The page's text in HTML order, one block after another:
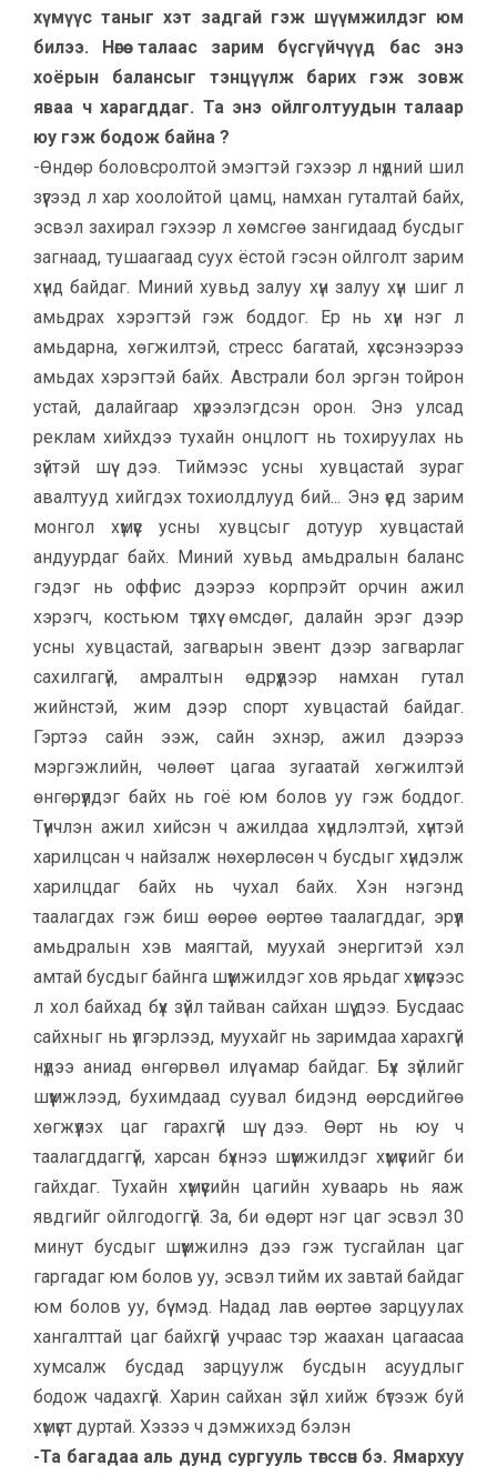
хүмүүс таныг хэт задгай гэж шүүмжилдэг юм
билээ. Нөгөө талаас зарим бүсгүйчүүд бас энэ
хоёрын балансыг тэнцүүлж барих гэж зовж
яваа ч харагддаг. Та энэ ойлголтуудын талаар
юу гэж бодож байна ?
-Өндөр боловсролтой эмэгтэй гэхээр л нүдний шил
зүүгээд л хар хоолойтой цамц, намхан гуталтай байх,
эсвэл захирал гэхээр л хөмсгөө зангидаад бусдыг
загнаад, тушаагаад суух ёстой гэсэн ойлголт зарим
хүнд байдаг. Миний хувьд залуу хүн залуу хүн шиг л
амьдрах хэрэгтэй гэж боддог. Ер нь хүн нэг л
амьдарна, хөгжилтэй, стресс багатай, хүссэнээрээ
амьдах хэрэгтэй байх. Австрали бол эргэн тойрон
устай, далайгаар хүрээлэгдсэн орон. Энэ улсад
реклам хийхдээ тухайн онцлогт нь тохируулах нь
зүйтэй шүү дээ. Тиймээс усны хувцастай зураг
авалтууд хийгдэх тохиолдлууд бий... Энэ үед зарим
монгол хүмүүс усны хувцсыг дотуур хувцастай
андуурдаг байх. Миний хувьд амьдралын баланс
гэдэг нь оффис дээрээ корпрэйт орчин ажил
хэрэгч, костьюм түлхүү өмсдөг, далайн эрэг дээр
усны хувцастай, загварын эвент дээр загварлаг
сахилгагүй, амралтын өдрүүдээр намхан гутал
жийнстэй, жим дээр спорт хувцастай байдаг.
Гэртээ сайн ээж, сайн эхнэр, ажил дээрээ
мэргэжлийн, чөлөөт цагаа зугаатай хөгжилтэй
өнгөрүүлдэг байх нь гоё юм болов уу гэж боддог.
Түүнчлэн ажил хийсэн ч ажилдаа хүндлэлтэй, хүнтэй
харилцсан ч найзалж нөхөрлөсөн ч бусдыг хүндэлж
харилцдаг байх нь чухал байх. Хэн нэгэнд
таалагдах гэж биш өөрөө өөртөө таалагддаг, эрүүл
амьдралын хэв маягтай, муухай энергитэй хэл
амтай бусдыг байнга шүүмжилдэг хов ярьдаг хүмүүсээс
л хол байхад бүх зүйл тайван сайхан шүү дээ. Бусдаас
сайхныг нь үлгэрлээд, муухайг нь заримдаа харахгүй
нүдээ аниад өнгөрвөл илүү амар байдаг. Бүх зүйлийг
шүүмжлээд, бухимдаад суувал бидэнд өөрсдийгөө
хөгжүүлэх цаг гарахгүй шүү дээ. Өөрт нь юу ч
таалагддаггүй, харсан бүхнээ шүүмжилдэг хүмүүсийг би
гайхдаг. Тухайн хүмүүсийн цагийн хуваарь нь яаж
явдгийг ойлгодоггүй. За, би өдөрт нэг цаг эсвэл 30
минут бусдыг шүүмжилнэ дээ гэж тусгайлан цаг
гаргадаг юм болов уу, эсвэл тийм их завтай байдаг
юм болов уу, бүү мэд. Надад лав өөртөө зарцуулах
хангалттай цаг байхгүй учраас тэр жаахан цагаасаа
хумсалж бусдад зарцуулж бусдын асуудлыг
бодож чадахгүй. Харин сайхан зүйл хийж бүтээж буй
хүмүүст дуртай. Хэзээ ч дэмжихэд бэлэн
-Та багадаа аль дунд сургууль төгссөн бэ. Ямархуу